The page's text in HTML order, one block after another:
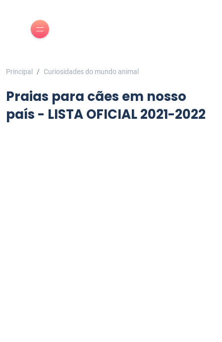
Principal Curiosidades do mundo animal
Praias para cães em nosso
país - LISTA OFICIAL 2021-2022